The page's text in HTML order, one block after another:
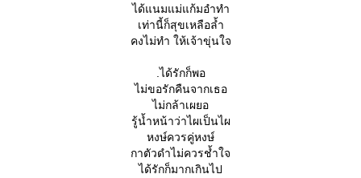
ได้แนมแม่แก้มอำทำ
เท่านี้ก็สุขเหลือล้ำ
คงไม่ทำ ให้เจ้าขุ่นใจ
.ได้รักก็พอ
ไม่ขอรักคืนจากเธอ
ไม่กล้าเผยอ
รู้น้ำหน้าว่าไผเป็นไผ
หงษ์ควรคู่หงษ์
กาตัวดำไม่ควรช้ำใจ
ได้รักก็มากเกินไป